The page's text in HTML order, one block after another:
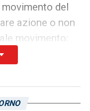
del
azione o non
movimento;